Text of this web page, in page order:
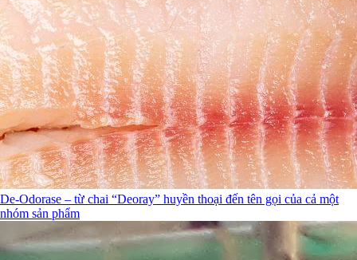
De-Odorase – từ chai “Deoray” huyền thoại đến tên gọi của cả một
nhóm sản phẩm